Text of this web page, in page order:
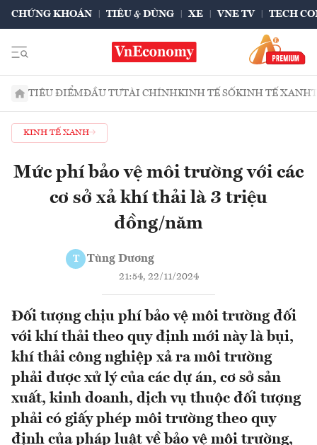
CHỨNG KHOÁN TIÊU & DÙNG XE VNE TV TECH
TIÊU ĐIỂMĐẦU TƯTÀI CHÍNHKINH TẾ SỐKINH TẾ XANH
KINH TẾ XANH
Mức phí bảo vệ môi trường với các
cơ sở xả khí thải là 3 triệu
đồng/năm
T Tùng Dương
21:54, 22/11/2024
Đối tượng chịu phí bảo vệ môi trường đối
với khí thải theo quy định mới này là bụi,
khí thải công nghiệp xả ra môi trường
phải được xử lý của các dự án, cơ sở sản
xuất, kinh doanh, dịch vụ thuộc đối tượng
phải có giấy phép môi trường theo quy
định của pháp luật về bảo vệ môi trường,